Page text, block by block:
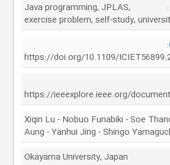
Java programming, JPLAS,
exercise problem, self-study,
https://doi.org/10.1109/
https://ieeexplore.ieee.org/
Xiqin Lu - Nobuo Funabiki - Soe
Aung - Yanhui Jing - Shingo
Okayama University, Japan